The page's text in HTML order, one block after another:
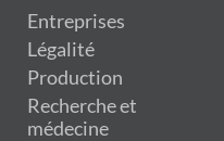
Entreprises
Légalité
Production
Recherche et
médecine